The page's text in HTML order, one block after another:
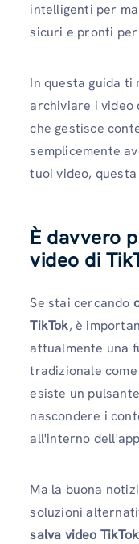
intelligenti per
sicuri e pronti
In questa guida ti
archiviare i video
che gestisce
semplicemente
tuoi video,
È davvero
video di
Se stai cercando
TikTok, è
attualmente una
tradizionale
esiste un
nascondere i
all'interno
Ma la buona
soluzioni
salva video